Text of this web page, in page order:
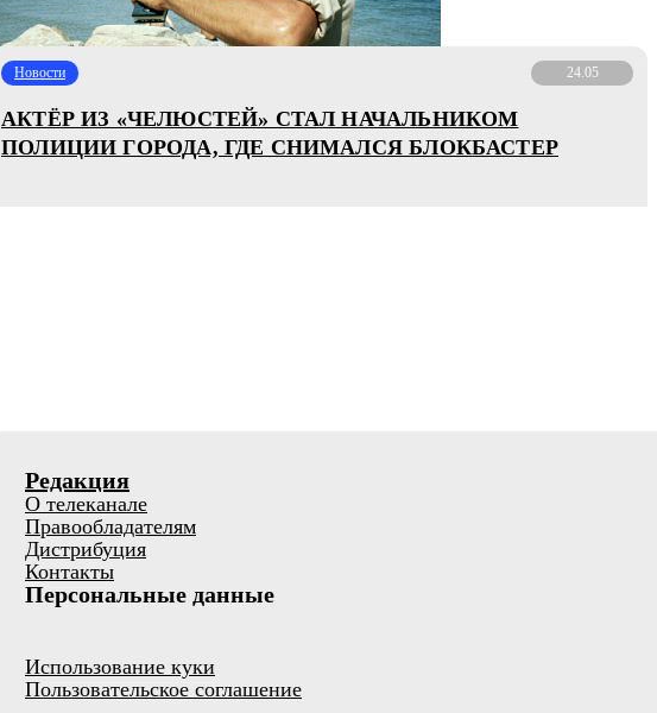
Новости 24.05
АКТЁР ИЗ «ЧЕЛЮСТЕЙ» СТАЛ НАЧАЛЬНИКОМ
ПОЛИЦИИ ГОРОДА, ГДЕ СНИМАЛСЯ БЛОКБАСТЕР
Редакция
О телеканале
Правообладателям
Дистрибуция
Контакты
Персональные данные
Использование куки
Пользовательское соглашение